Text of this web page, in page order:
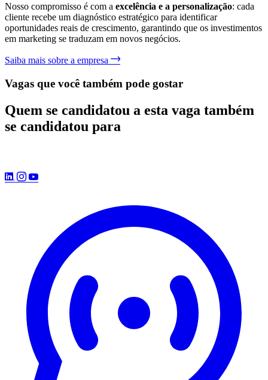
Nosso compromisso é com a excelência e a personalização: cada
cliente recebe um diagnóstico estratégico para identificar
oportunidades reais de crescimento, garantindo que os investimentos
em marketing se traduzam em novos negócios.
Saiba mais sobre a empresa
Vagas que você também pode gostar
Quem se candidatou a esta vaga também
se candidatou para